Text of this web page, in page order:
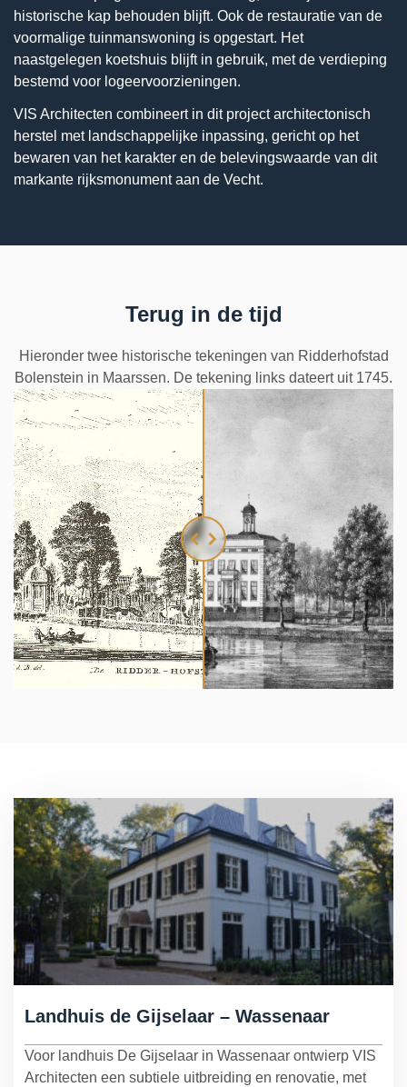
historische kap behouden blijft. Ook de restauratie van de
voormalige tuinmanswoning is opgestart. Het
naastgelegen koetshuis blijft in gebruik, met de verdieping
bestemd voor logeervoorzieningen.
VIS Architecten combineert in dit project architectonisch
herstel met landschappelijke inpassing, gericht op het
bewaren van het karakter en de belevingswaarde van dit
markante rijksmonument aan de Vecht.
Terug in de tijd
Hieronder twee historische tekeningen van Ridderhofstad
Bolenstein in Maarssen. De tekening links dateert uit 1745.
Landhuis de Gijselaar – Wassenaar
Voor landhuis De Gijselaar in Wassenaar ontwierp VIS
Architecten een subtiele uitbreiding en renovatie, met